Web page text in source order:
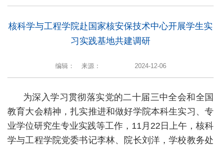
核科学与工程学院赴国家核安保技术中心开展学生实
习实践基地共建调研
编辑： 来源： 2024-12-06
为深入学习贯彻落实党的二十届三中全会和全国
教育大会精神，扎实推进和做好学院本科生实习、专
业学位研究生专业实践等工作，11月22日上午，核科
学与工程学院党委书记李林、院长刘洋，学校教务处